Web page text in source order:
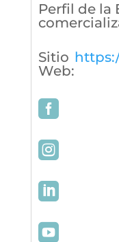
Perfil de la
Sitio
Web: